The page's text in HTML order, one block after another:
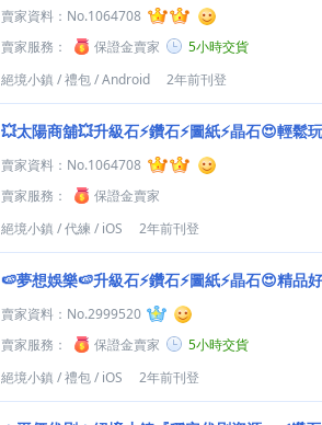
賣家資料： No.1064708
賣家服務：
保證金賣家
5小時交貨
絕境小鎮 /禮包/Android 2年前刊登
💥太陽商舖💥升級石⚡鑽石⚡圖紙⚡晶石😍輕鬆
賣家資料： No.1064708
賣家服務：
保證金賣家
絕境小鎮 /代練 / iOS 2年前刊登
🍉夢想娛樂🍉升級石⚡鑽石⚡圖紙⚡晶石😍精品
賣家資料： No.2999520
賣家服務：
保證金賣家
5小時交貨
絕境小鎮 /禮包/ iOS 2年前刊登